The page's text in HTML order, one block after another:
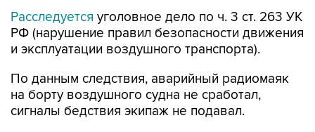
Расследуется уголовное дело по ч. 3 ст. 263 УК
РФ (нарушение правил безопасности движения
и эксплуатации воздушного транспорта).
По данным следствия, аварийный радиомаяк
на борту воздушного судна не сработал,
сигналы бедствия экипаж не подавал.